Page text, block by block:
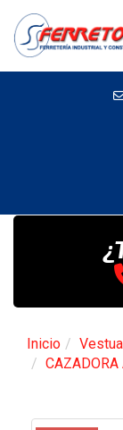
Inicio